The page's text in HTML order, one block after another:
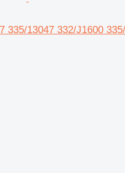
335/13047 332/J1600